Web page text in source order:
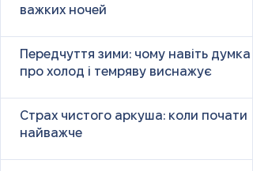
важких ночей
Передчуття зими: чому навіть думка
про холод і темряву виснажує
Страх чистого аркуша: коли почати
найважче